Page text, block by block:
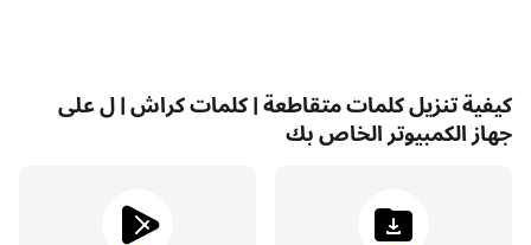
كيفية تنزيل كلمات متقاطعة | كلمات كراش | ل على
جهاز الكمبيوتر الخاص بك